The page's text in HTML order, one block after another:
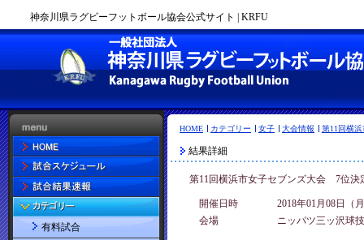
神奈川県ラグビーフットボール協会公式サイト | KRFU
HOME カテゴリー 女子 大会情報 第11回横
結果詳細
第11回横浜市女子セブンズ大会 7位決
開催日時
2018年01月08日（
会場
ニッパツ三ッ沢球
有料試合